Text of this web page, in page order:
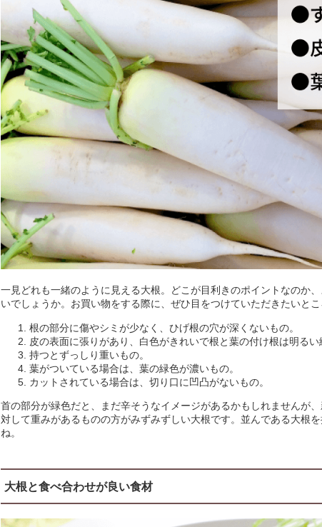
一見どれも一緒のように見える大根。どこが目利きのポイントなのか
いでしょうか。お買い物をする際に、ぜひ目をつけていただきたいとこ
根の部分に傷やシミが少なく、ひげ根の穴が深くないもの。
皮の表面に張りがあり、白色がきれいで根と葉の付け根は明るい
持つとずっしり重いもの。
葉がついている場合は、葉の緑色が濃いもの。
カットされている場合は、切り口に凹凸がないもの。
首の部分が緑色だと、まだ辛そうなイメージがあるかもしれませんが
対して重みがあるものの方がみずみずしい大根です。並んである大根
ね。
大根と食べ合わせが良い食材